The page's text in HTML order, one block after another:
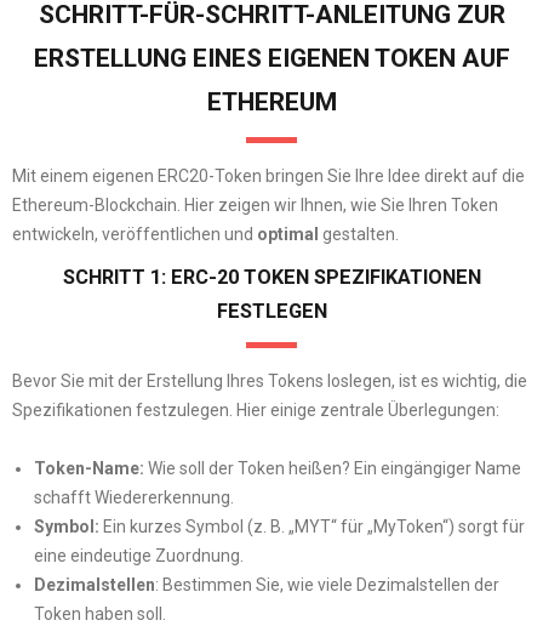
SCHRITT-FÜR-SCHRITT-ANLEITUNG ZUR
ERSTELLUNG EINES EIGENEN TOKEN AUF
ETHEREUM
Mit einem eigenen ERC20-Token bringen Sie Ihre Idee direkt auf die
Ethereum-Blockchain. Hier zeigen wir Ihnen, wie Sie Ihren Token
entwickeln, veröffentlichen und optimal gestalten.
SCHRITT 1: ERC-20 TOKEN SPEZIFIKATIONEN
FESTLEGEN
Bevor Sie mit der Erstellung Ihres Tokens loslegen, ist es wichtig, die
Spezifikationen festzulegen. Hier einige zentrale Überlegungen:
Token-Name: Wie soll der Token heißen? Ein eingängiger Name
schafft Wiedererkennung.
Symbol: Ein kurzes Symbol (z. B. „MYT“ für „MyToken“) sorgt für
eine eindeutige Zuordnung.
Dezimalstellen: Bestimmen Sie, wie viele Dezimalstellen der
Token haben soll.